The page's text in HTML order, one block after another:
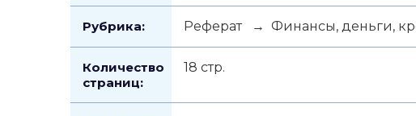
Рубрика: Реферат → Финансы, деньги,
Количество
страниц:
18 стр.